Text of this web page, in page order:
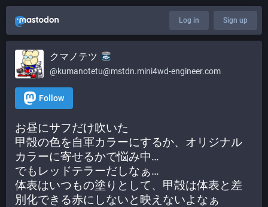
Log in Sign up
クマノテツ
@kumanotetu@mstdn.mini4wd-engineer.com
Follow
お昼にサフだけ吹いた
甲殻の色を自軍カラーにするか、オリジナル
カラーに寄せるかで悩み中…
でもレッドテラーだしなぁ…
体表はいつもの塗りとして、甲殻は体表と差
別化できる赤にしないと映えないよなぁ